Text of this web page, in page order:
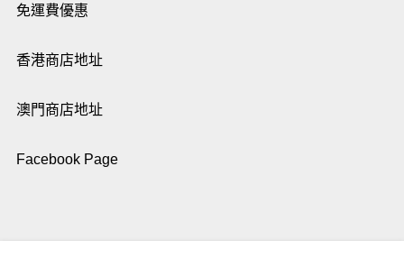
免運費優惠
香港商店地址
澳門商店地址
Facebook Page